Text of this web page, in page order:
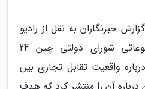
خبرنگاران به نقل از رادیو
تلویزیون چین، دفتر مطبوعاتی شورای دولتی چین 24
واقعیت تقابل تجاری بین